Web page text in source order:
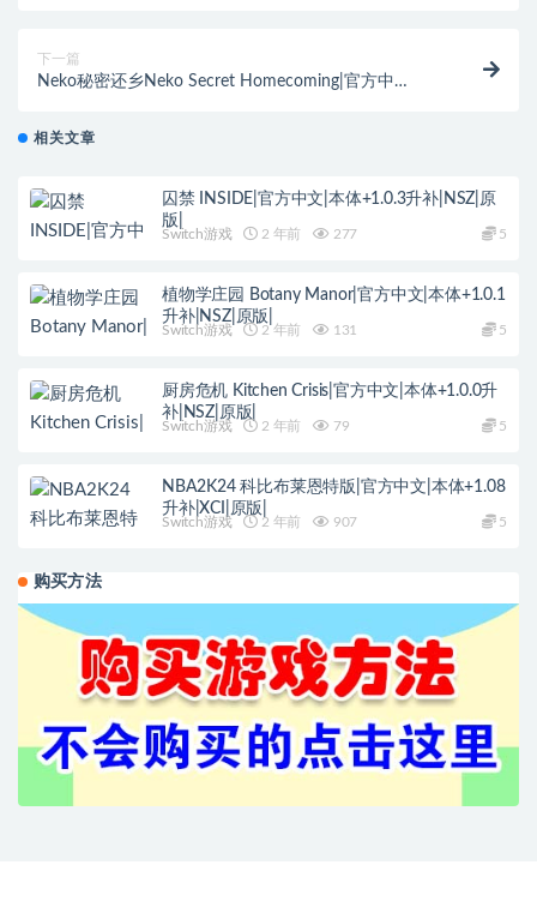
下一篇
Neko秘密还乡Neko Secret Homecoming|官方中
相关文章
囚禁 INSIDE|官方中文|本体+1.0.3升补|NSZ|原
版|
Switch游戏 2 年前 277 5
植物学庄园 Botany Manor|官方中文|本体+1.0.1
升补|NSZ|原版|
Switch游戏 2 年前 131 5
厨房危机 Kitchen Crisis|官方中文|本体+1.0.0升
补|NSZ|原版|
Switch游戏 2 年前 79 5
NBA2K24 科比布莱恩特版|官方中文|本体+1.08
升补|XCI|原版|
Switch游戏 2 年前 907 5
购买方法